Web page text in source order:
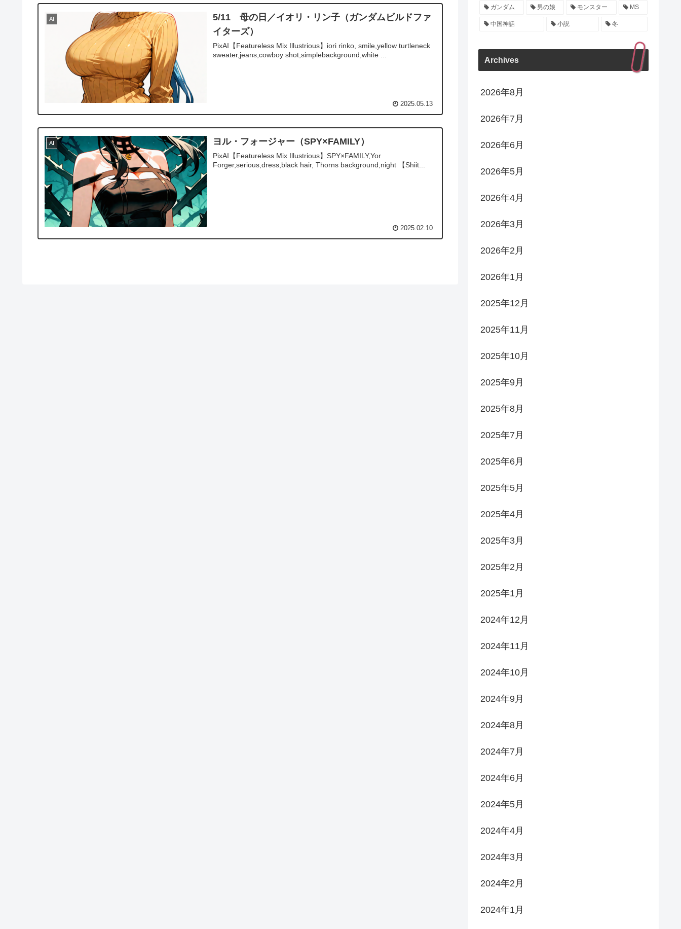
AI
5/11 母の日／イオリ・リン子（ガンダムビルドファ
イターズ）
PixAI【Featureless Mix Illustrious】iori rinko, smile,yellow turtleneck
sweater,jeans,cowboy shot,simplebackground,white ...
2025.05.13
AI ヨル・フォージャー（SPY×FAMILY）
PixAI【Featureless Mix Illustrious】SPY×FAMILY,Yor
Forger,serious,dress,black hair, Thorns background,night 【Shiit...
2025.02.10
ガンダム 男の娘 モンスター MS
中国神話 小説 冬
Archives
2026年8月
2026年7月
2026年6月
2026年5月
2026年4月
2026年3月
2026年2月
2026年1月
2025年12月
2025年11月
2025年10月
2025年9月
2025年8月
2025年7月
2025年6月
2025年5月
2025年4月
2025年3月
2025年2月
2025年1月
2024年12月
2024年11月
2024年10月
2024年9月
2024年8月
2024年7月
2024年6月
2024年5月
2024年4月
2024年3月
2024年2月
2024年1月